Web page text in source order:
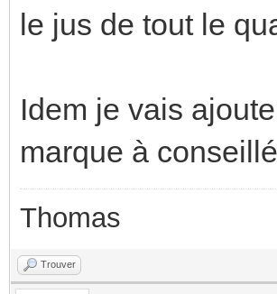
le jus de tout le
Idem je vais
marque à
Thomas
Trouver